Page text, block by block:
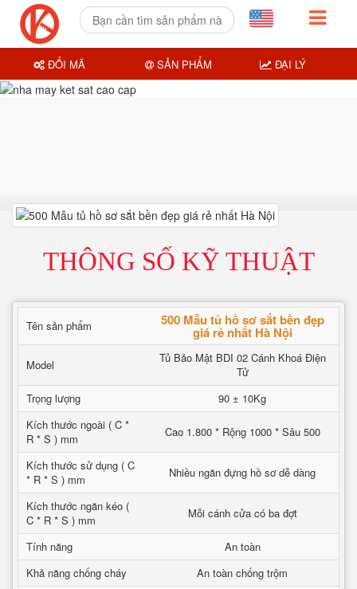
THÔNG SỐ KỸ THUẬT
Tên sản phẩm 500 Mẫu tủ hồ sơ sắt bền đẹp
giá rẻ nhất Hà Nội
Model
Tủ Bảo Mật BDI 02 Cánh Khoá Điện
Tử
Trọng lượng
90 ± 10Kg
Kích thước ngoài ( C *
R * S ) mm
Cao 1.800 * Rộng 1000 * Sâu 500
Kích thước sử dụng ( C
* R * S ) mm
Nhiều ngăn đựng hồ sơ dễ dàng
Kích thước ngăn kéo (
C * R * S ) mm
Mỗi cánh cửa có ba đợt
Tính năng
An toàn
Khả năng chống cháy
An toàn chống trộm
ĐỔI MÃ SẢN PHẨM ĐẠI LÝ